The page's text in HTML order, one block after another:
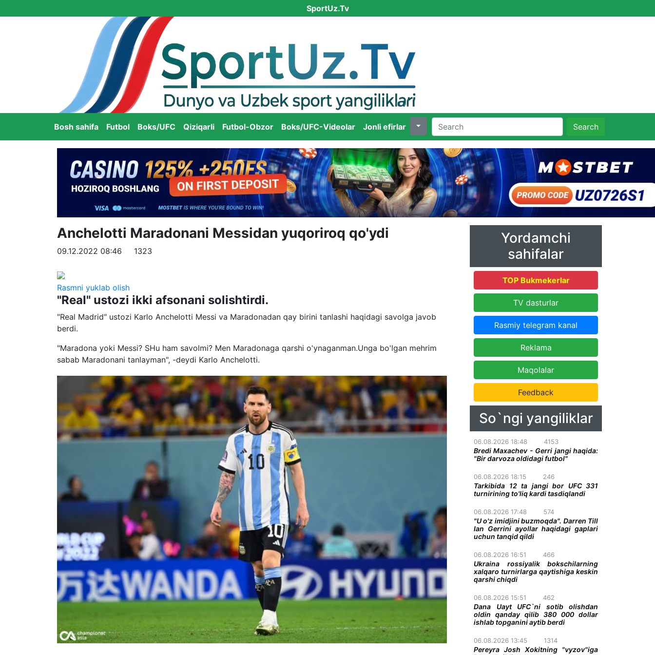
SportUz.Tv
Bosh sahifa Futbol Boks/UFC Qiziqarli Futbol-Obzor Boks/UFC-Videolar Jonli efirlar Search
Anchelotti Maradonani Messidan yuqoriroq qo'ydi
09.12.2022 08:46 1323
Rasmni yuklab olish
"Real" ustozi ikki afsonani solishtirdi.
"Real Madrid" ustozi Karlo Anchelotti Messi va Maradonadan qay birini tanlashi haqidagi savolga javob
berdi.
"Maradona yoki Messi? SHu ham savolmi? Men Maradonaga qarshi o'ynaganman.Unga bo'lgan mehrim
sabab Maradonani tanlayman", -deydi Karlo Anchelotti.
Yordamchi
sahifalar
TOP Bukmekerlar
TV dasturlar
Rasmiy telegram kanal
Reklama
Maqolalar
Feedback
So`ngi yangiliklar
06.08.2026 18:48 4153
Bredi Maxachev - Gerri jangi haqida:
"Bir darvoza oldidagi futbol"
06.08.2026 18:15 246
Tarkibida 12 ta jangi bor UFC 331
turnirining to'liq kardi tasdiqlandi
06.08.2026 17:48 574
"U o'z imidjini buzmoqda". Darren Till
Ian Gerrini ayollar haqidagi gaplari
uchun tanqid qildi
06.08.2026 16:51 466
Ukraina rossiyalik bokschilarning
xalqaro turnirlarga qaytishiga keskin
qarshi chiqdi
06.08.2026 15:51 462
Dana Uayt UFC`ni sotib olishdan
oldin qanday qilib 380 000 dollar
ishlab topganini aytib berdi
06.08.2026 13:45 1314
Pereyra Josh Xokitning "vyzov"iga